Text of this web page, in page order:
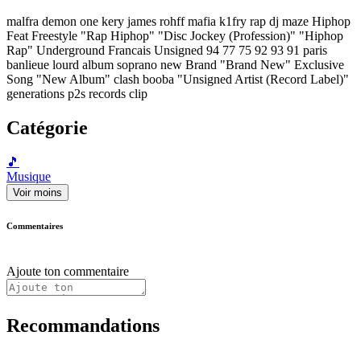
malfra demon one kery james rohff mafia k1fry rap dj maze Hiphop
Feat Freestyle "Rap Hiphop" "Disc Jockey (Profession)" "Hiphop
Rap" Underground Francais Unsigned 94 77 75 92 93 91 paris
banlieue lourd album soprano new Brand "Brand New" Exclusive
Song "New Album" clash booba "Unsigned Artist (Record Label)"
generations p2s records clip
Catégorie
🎵
Musique
Voir moins
Commentaires
Ajoute ton commentaire
Recommandations